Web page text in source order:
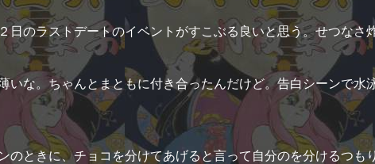
のラストデートのイベントがすこぶる良いと思う。せつなさ
いな。ちゃんとまともに付き合ったんだけど。告白シーンで
のときに、チョコを分けてあげると言って自分のを分けるつも